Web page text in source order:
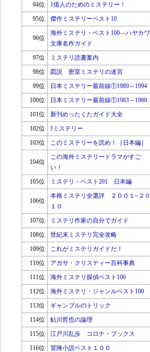
94位 1億人のためのミステリー！
95位 傑作ミステリーベスト10
96位
海外ミステリ・ベスト100―ハヤカワ
文庫名作ガイド
97位 ミステリ読書案内
98位 図説 密室ミステリの迷宮
99位 日本ミステリー最前線①1989～1994
100位 日本ミステリー最前線①1983～1988
101位 新刊めったくたガイド大全
102位 Jミステリー
103位 このミステリーを読め！［日本編］
104位
この海外ミステリードラマがすご
い！
105位 ミステリ・ベスト201 日本編
106位
本格ミステリ全選評 ２００１~２０
１０
107位
ミステリ作家の自分でガイド
108位
世紀末ミステリ完全攻略
109位 これがミステリガイドだ！
110位 アガサ・クリスティー百科事典
111位 海外ミステリ探偵ベスト100
112位 海外ミステリ・ジャンルベスト100
113位 ギャンブルのトリック
114位 鮎川哲也の論理
115位 江戸川乱歩 コロナ・ブックス
116位 冒険小説ベスト１００